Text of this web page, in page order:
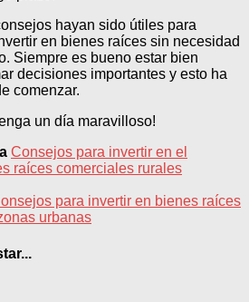
hayan sido útiles para
en bienes raíces sin necesidad
Siempre es bueno estar bien
decisiones importantes y esto ha
comenzar.
un día maravilloso!
Consejos para invertir en el
raíces comerciales rurales
para invertir en bienes raíces
urbanas